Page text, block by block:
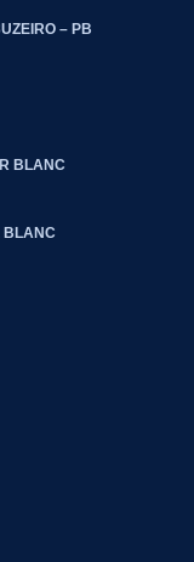
– PB
BLANC
BLANC